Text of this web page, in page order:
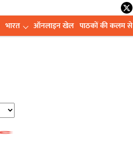
भारत ऑनलाइन खेल पाठकों की कलम से